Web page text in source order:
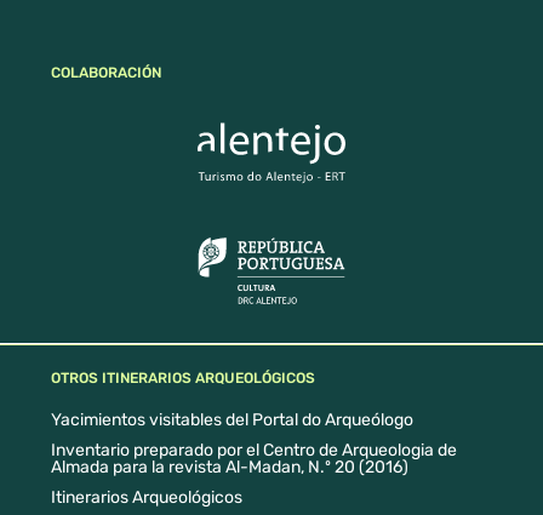
COLABORACIÓN
OTROS ITINERARIOS ARQUEOLÓGICOS
Yacimientos visitables del Portal do Arqueólogo
Inventario preparado por el Centro de Arqueologia de
Almada para la revista Al-Madan, N.º 20 (2016)
Itinerarios Arqueológicos